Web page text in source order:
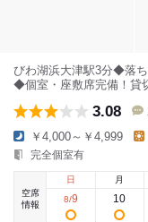
びわ湖浜大津駅3分◆落
◆個室・座敷席完備！貸
3.08
￥4,000～￥4,999
完全個室有
空席
情報
日
8/9
月
10